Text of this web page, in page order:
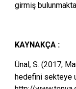
girmiş
KAYNAKÇA :
Ünal, S. (2017,
hedefini sekteye